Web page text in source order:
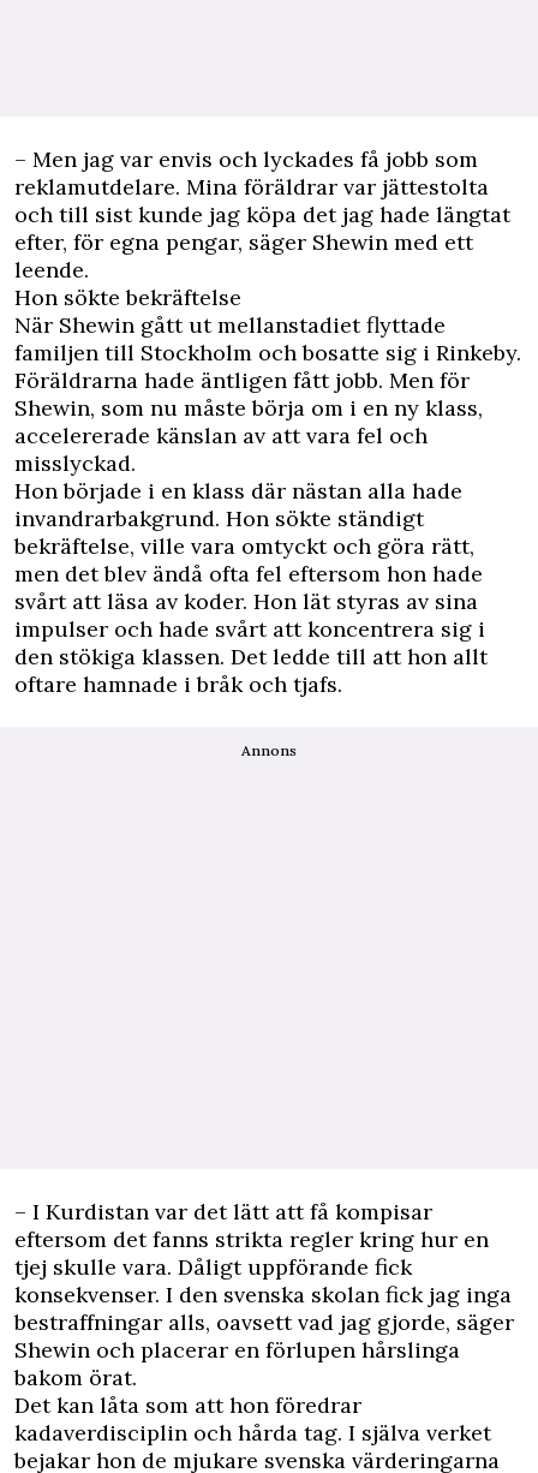
– Men jag var envis och lyckades få jobb som
reklamutdelare. Mina föräldrar var jättestolta
och till sist kunde jag köpa det jag hade längtat
efter, för egna pengar, säger Shewin med ett
leende.
Hon sökte bekräftelse
När Shewin gått ut mellanstadiet flyttade
familjen till Stockholm och bosatte sig i Rinkeby.
Föräldrarna hade äntligen fått jobb. Men för
Shewin, som nu måste börja om i en ny klass,
accelererade känslan av att vara fel och
misslyckad.
Hon började i en klass där nästan alla hade
invandrarbakgrund. Hon sökte ständigt
bekräftelse, ville vara omtyckt och göra rätt,
men det blev ändå ofta fel eftersom hon hade
svårt att läsa av koder. Hon lät styras av sina
impulser och hade svårt att koncentrera sig i
den stökiga klassen. Det ledde till att hon allt
oftare hamnade i bråk och tjafs.
Annons
– I Kurdistan var det lätt att få kompisar
eftersom det fanns strikta regler kring hur en
tjej skulle vara. Dåligt uppförande fick
konsekvenser. I den svenska skolan fick jag inga
bestraffningar alls, oavsett vad jag gjorde, säger
Shewin och placerar en förlupen hårslinga
bakom örat.
Det kan låta som att hon föredrar
kadaverdisciplin och hårda tag. I själva verket
bejakar hon de mjukare svenska värderingarna